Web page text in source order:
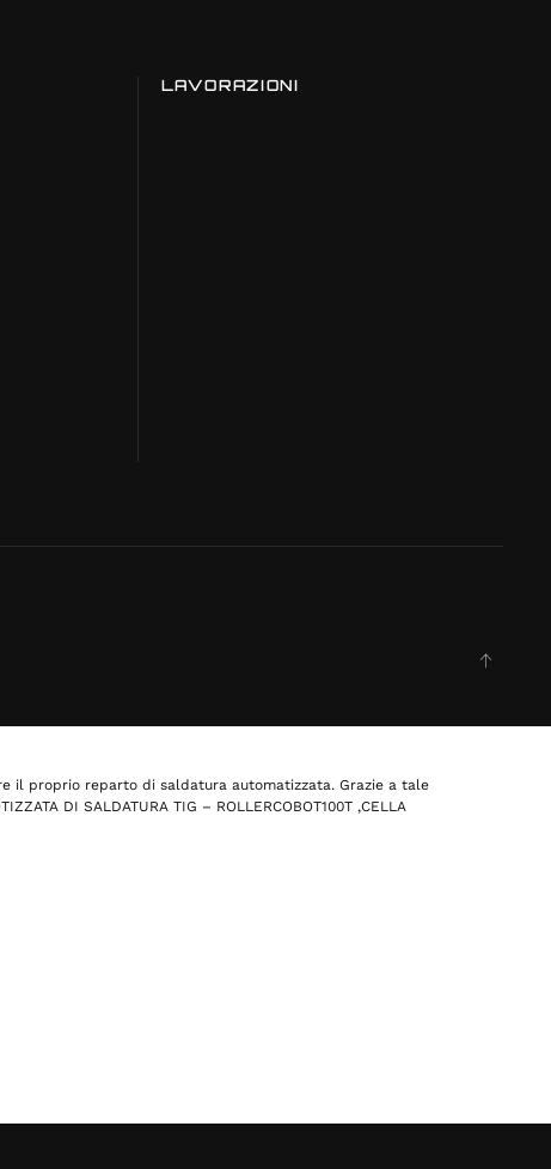
LAVORAZIONI
il proprio reparto di saldatura automatizzata. Grazie a tale
DI SALDATURA TIG – ROLLERCOBOT100T ,CELLA